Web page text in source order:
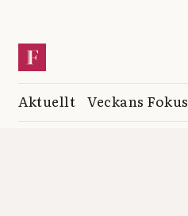
Aktuellt Veckans Fokus